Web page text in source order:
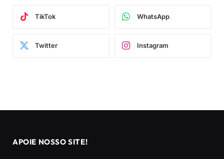
TikTok WhatsApp
Twitter Instagram
APOIE NOSSO SITE!